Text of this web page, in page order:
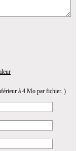
à 4 Mo par fichier. )